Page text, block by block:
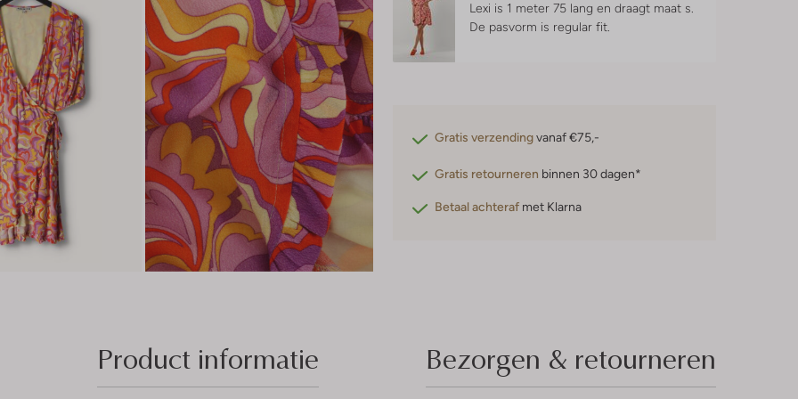
Lexi is 1 meter 75 lang en draagt maat s.
De pasvorm is regular fit
Gratis verzendingvanaf €75,-
Gratis retourneren binnen 30 dagen*
Betaal achteraf met Klarna
Product informatie Bezorgen & retourneren